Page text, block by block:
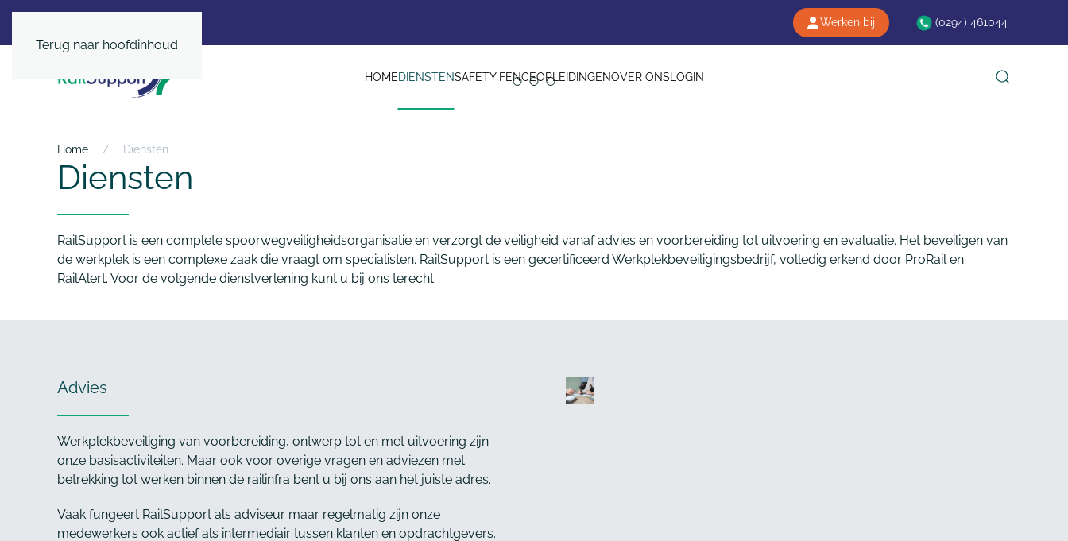
Terug naar hoofdinhoud
Werken bij (0294) 461044
HOMEDIENSTENSAFETY FENCEOPLEIDINGENOVER ONSLOGIN
Home Diensten
Diensten
RailSupport is een complete spoorwegveiligheidsorganisatie en verzorgt de veiligheid vanaf advies en voorbereiding tot uitvoering en evaluatie. Het beveiligen van
de werkplek is een complexe zaak die vraagt om specialisten. RailSupport is een gecertificeerd Werkplekbeveiligingsbedrijf, volledig erkend door ProRail en
RailAlert. Voor de volgende dienstverlening kunt u bij ons terecht.
Advies
Werkplekbeveiliging van voorbereiding, ontwerp tot en met uitvoering zijn
onze basisactiviteiten. Maar ook voor overige vragen en adviezen met
betrekking tot werken binnen de railinfra bent u bij ons aan het juiste adres.
Vaak fungeert RailSupport als adviseur maar regelmatig zijn onze
medewerkers ook actief als intermediair tussen klanten en opdrachtgevers.